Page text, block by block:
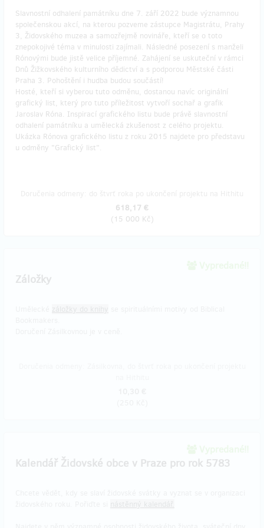
Slavnostní odhalení památníku dne 7. září 2022 bude významnou
společenskou akcí, na kterou pozveme zástupce Magistrátu, Prahy
3, Židovského muzea a samozřejmě novináře, kteří se o toto
znepokojivé téma v minulosti zajímali. Následné posezení s manželi
Rónovými bude jistě velice příjemné. Zahájení se uskuteční v rámci
Dnů Žižkovského kulturního dědictví a s podporou Městské části
Praha 3. Pohoštění i hudba budou součástí!
Hosté, kteří si vyberou tuto odměnu, dostanou navíc originální
grafický list, který pro tuto příležitost vytvoří sochař a grafik
Jaroslav Róna. Inspirací grafického listu bude právě slavnostní
odhalení památníku a umělecká zkušenost z celého projektu.
Ukázka Rónova grafického listu z roku 2015 najdete pro představu
u odměny "Grafický list".
618,17 €
(15 000 Kč)
Záložky
Kalendář Židovské obce v Praze pro rok 5783